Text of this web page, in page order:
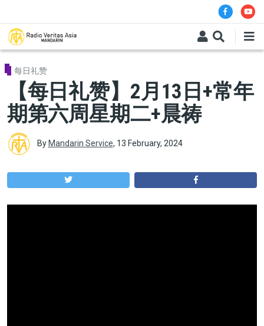
每日礼赞
【每日礼赞】2月13日+常年
期第六周星期二+晨祷
By Mandarin Service, 13 February, 2024